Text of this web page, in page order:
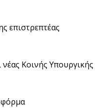
επιστρεπτέας
Κοινής Υπουργικής